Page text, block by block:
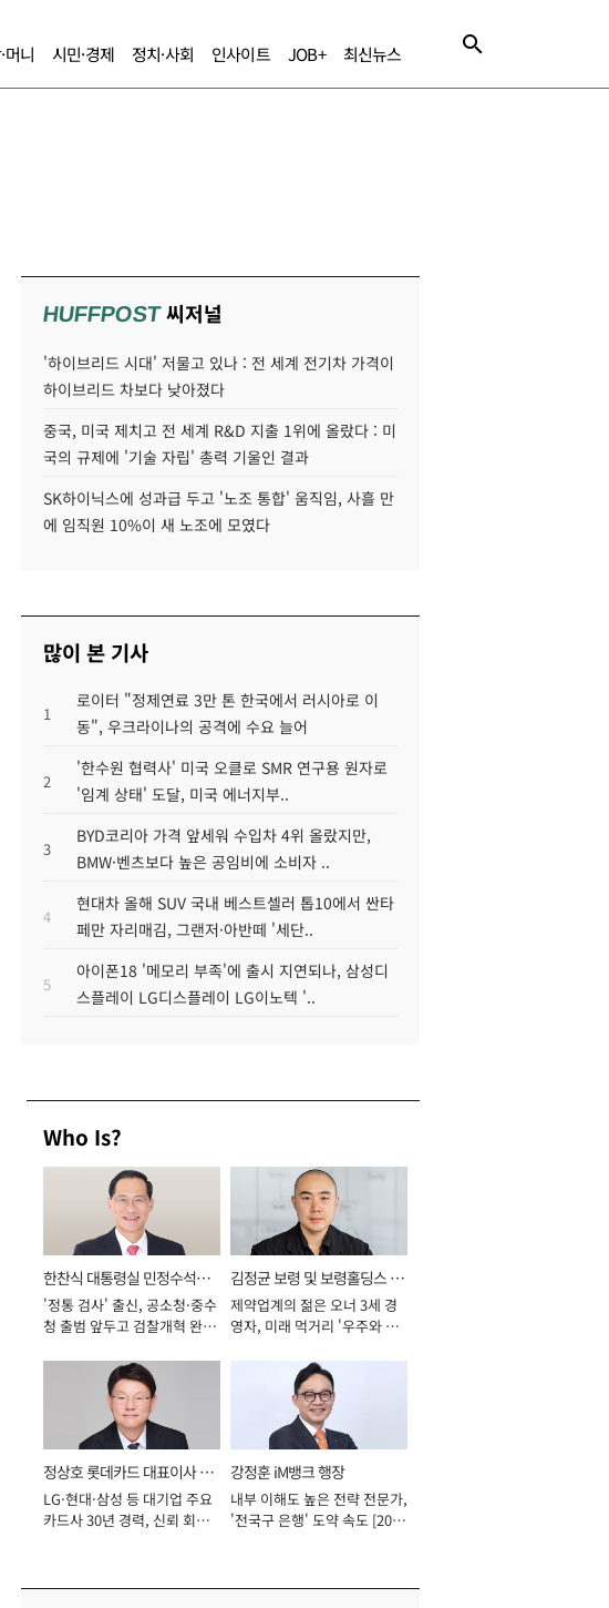
머니 시민·경제 정치·사회 인사이트 JOB+ 최신뉴스
HUFFPOST씨저널
'하이브리드 시대' 저물고 있나 : 전 세계 전기차 가격이
하이브리드 차보다 낮아졌다
중국, 미국 제치고 전 세계 R&D 지출 1위에 올랐다 : 미
국의 규제에 '기술 자립' 총력 기울인 결과
SK하이닉스에 성과급 두고 '노조 통합' 움직임, 사흘 만
에 임직원 10%이 새 노조에 모였다
많이 본 기사
1
로이터 "정제연료 3만 톤 한국에서 러시아로 이
동", 우크라이나의 공격에 수요 늘어
2
'한수원 협력사' 미국 오클로 SMR 연구용 원자로
'임계 상태' 도달, 미국 에너지부..
3
BYD코리아 가격 앞세워 수입차 4위 올랐지만,
BMW·벤츠보다 높은 공임비에 소비자 ..
4
현대차 올해 SUV 국내 베스트셀러 톱10에서 싼타
페만 자리매김, 그랜저·아반떼 '세단..
5
아이폰18 '메모리 부족'에 출시 지연되나, 삼성디
스플레이 LG디스플레이 LG이노텍 '..
Who Is?
한찬식 대통령실 민정수석비
서관
'정통 검사' 출신, 공소청·중수
청 출범 앞두고 검찰개혁 완수
김정균 보령 및 보령홀딩스 대
표이사 사장
제약업계의 젊은 오너 3세 경
영자, 미래 먹거리 '우주와 헬
정상호 롯데카드 대표이사 사
장
LG·현대·삼성 등 대기업 주요
카드사 30년 경력, 신뢰 회복
강정훈 iM뱅크 행장
내부 이해도 높은 전략 전문가,
'전국구 은행' 도약 속도 [2026